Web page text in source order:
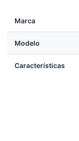
Marca
Modelo
Características